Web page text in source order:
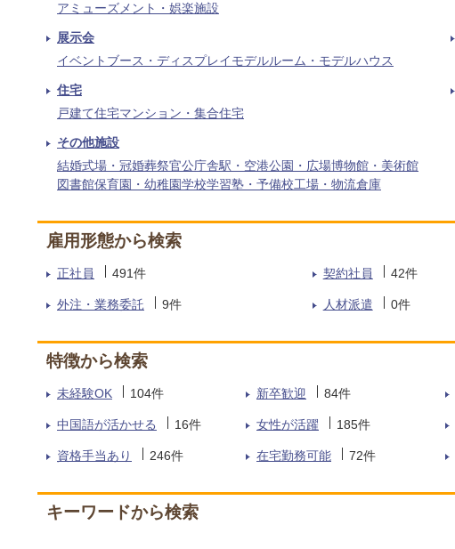
アミューズメント・娯楽施設
展示会
イベントブース・ディスプレイモデルルーム・モデルハウス
住宅
戸建て住宅マンション・集合住宅
その他施設
結婚式場・冠婚葬祭官公庁舎駅・空港公園・広場博物館・美術館
図書館保育園・幼稚園学校学習塾・予備校工場・物流倉庫
雇用形態から検索
正社員 491件 契約社員 42件
外注・業務委託 9件 人材派遣 0件
特徴から検索
未経験OK 104件 新卒歓迎 84件
中国語が活かせる 16件 女性が活躍 185件
資格手当あり 246件 在宅勤務可能 72件
キーワードから検索